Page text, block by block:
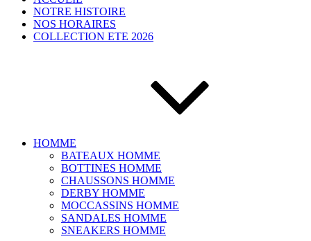
NOTRE HISTOIRE
NOS HORAIRES
COLLECTION ETE 2026
HOMME
BATEAUX HOMME
BOTTINES HOMME
CHAUSSONS HOMME
DERBY HOMME
MOCCASSINS HOMME
SANDALES HOMME
SNEAKERS HOMME